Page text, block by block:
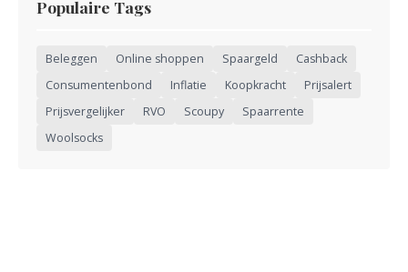
Populaire Tags
Beleggen Online shoppen Spaargeld
Cashback
Consumentenbond
Inflatie Koopkracht
Prijsalert
Prijsvergelijker
RVO Scoupy
Spaarrente
Woolsocks